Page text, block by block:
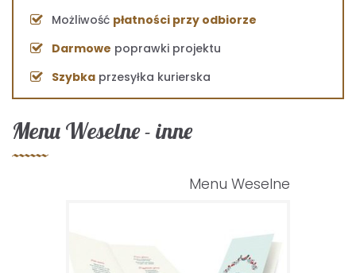
Menu Weselne - inne
Menu Weselne
Możliwość płatności przy odbiorze
Darmowe poprawki projektu
Szybka przesyłka kurierska